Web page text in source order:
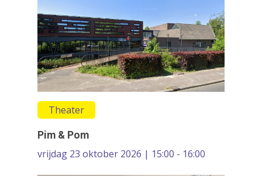
Theater
Pim & Pom
vrijdag 23 oktober 2026 | 15:00 - 16:00
Galerie
Koren
Media